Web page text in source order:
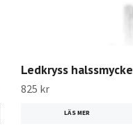
Ledkryss halssmycke
825 kr
LÄS MER